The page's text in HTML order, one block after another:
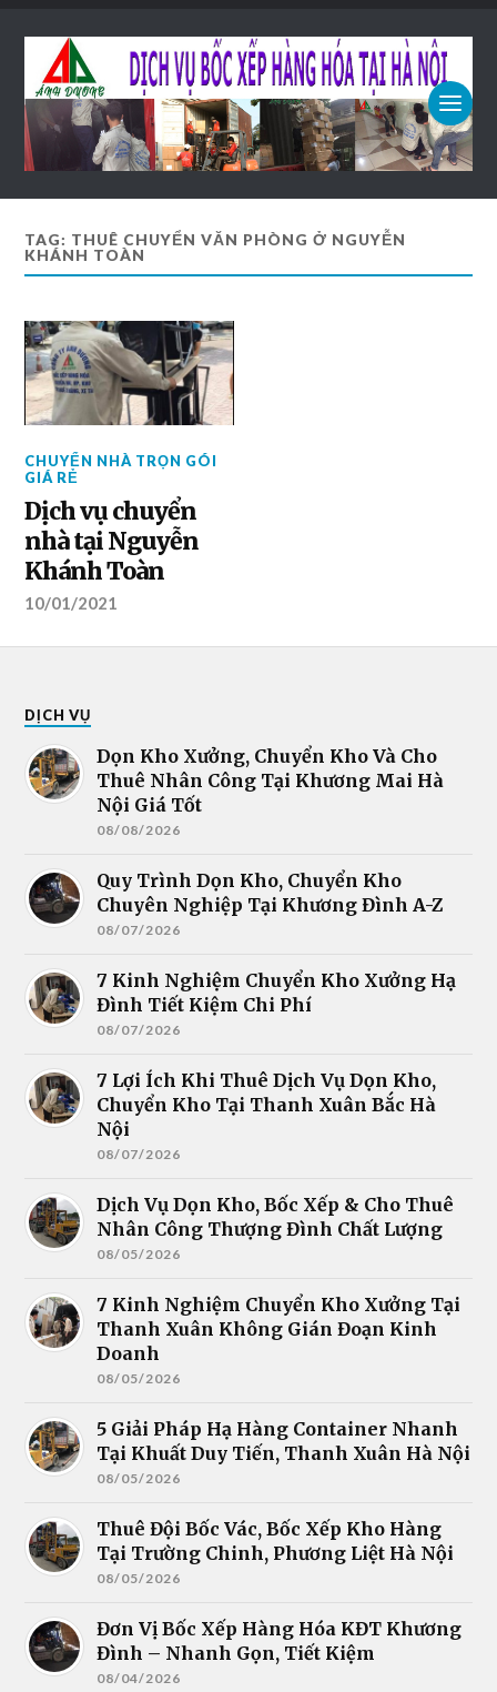
TAG: THUÊ CHUYỂN VĂN PHÒNG Ở NGUYỄN
KHÁNH TOÀN
CHUYỂN NHÀ TRỌN GÓI
GIÁ RẺ
Dịch vụ chuyển
nhà tại Nguyễn
Khánh Toàn
10/01/2021
DỊCH VỤ
Dọn Kho Xưởng, Chuyển Kho Và Cho
Thuê Nhân Công Tại Khương Mai Hà
Nội Giá Tốt
08/08/2026
Quy Trình Dọn Kho, Chuyển Kho
Chuyên Nghiệp Tại Khương Đình A-Z
08/07/2026
7 Kinh Nghiệm Chuyển Kho Xưởng Hạ
Đình Tiết Kiệm Chi Phí
08/07/2026
7 Lợi Ích Khi Thuê Dịch Vụ Dọn Kho,
Chuyển Kho Tại Thanh Xuân Bắc Hà
Nội
08/07/2026
Dịch Vụ Dọn Kho, Bốc Xếp & Cho Thuê
Nhân Công Thượng Đình Chất Lượng
08/05/2026
7 Kinh Nghiệm Chuyển Kho Xưởng Tại
Thanh Xuân Không Gián Đoạn Kinh
Doanh
08/05/2026
5 Giải Pháp Hạ Hàng Container Nhanh
Tại Khuất Duy Tiến, Thanh Xuân Hà Nội
08/05/2026
Thuê Đội Bốc Vác, Bốc Xếp Kho Hàng
Tại Trường Chinh, Phương Liệt Hà Nội
08/05/2026
Đơn Vị Bốc Xếp Hàng Hóa KĐT Khương
Đình – Nhanh Gọn, Tiết Kiệm
08/04/2026